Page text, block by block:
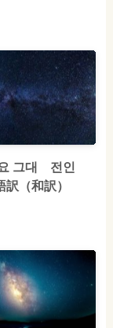
그대 전인
（和訳）